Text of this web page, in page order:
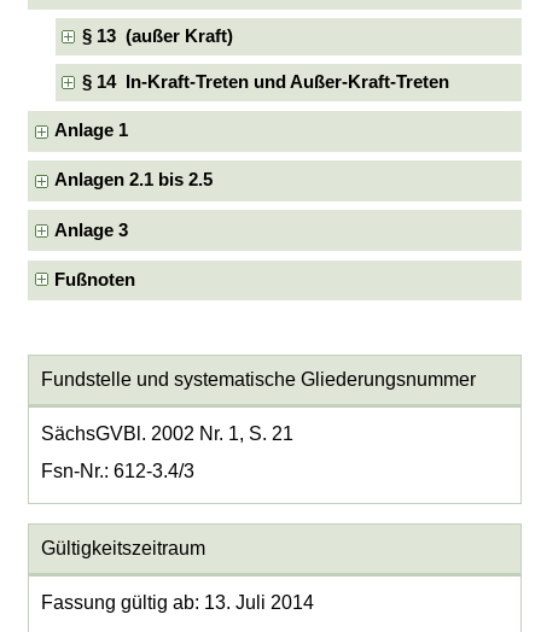
§ 13 (außer Kraft)
§ 14 In-Kraft-Treten und Außer-Kraft-Treten
Anlage 1
Anlagen 2.1 bis 2.5
Anlage 3
Fußnoten
Fundstelle und systematische Gliederungsnummer
SächsGVBl. 2002 Nr. 1, S. 21
Fsn-Nr.: 612-3.4/3
Gültigkeitszeitraum
Fassung gültig ab: 13. Juli 2014